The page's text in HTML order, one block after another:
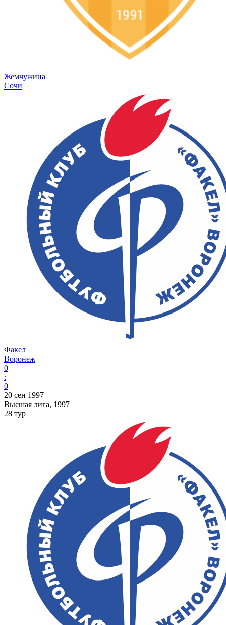
Жемчужина
Сочи
Факел
Воронеж
0
:
0
20 сен 1997
Высшая лига, 1997
28 тур